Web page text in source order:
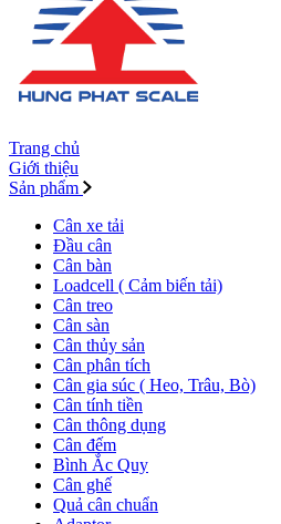
Trang chủ
Giới thiệu
Sản phẩm
Cân xe tải
Đầu cân
Cân bàn
Loadcell ( Cảm biến tải)
Cân treo
Cân sàn
Cân thủy sản
Cân phân tích
Cân gia súc ( Heo, Trâu, Bò)
Cân tính tiền
Cân thông dụng
Cân đếm
Bình Ắc Quy
Cân ghế
Quả cân chuẩn